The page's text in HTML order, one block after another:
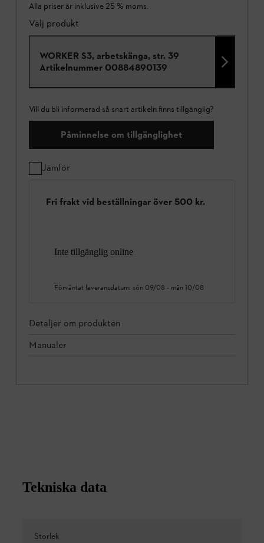
Alla priser är inklusive 25 % moms.
Välj produkt
WORKER S3, arbetskänga, str. 39
Artikelnummer 00884890139
Vill du bli informerad så snart artikeln finns tillgänglig?
Påminnelse om tillgänglighet
Jämför
Fri frakt vid beställningar över 500 kr.
Inte tillgänglig online
Förväntat leveransdatum: sön 09/08 - mån 10/08
Detaljer om produkten
Manualer
Tekniska data
Storlek